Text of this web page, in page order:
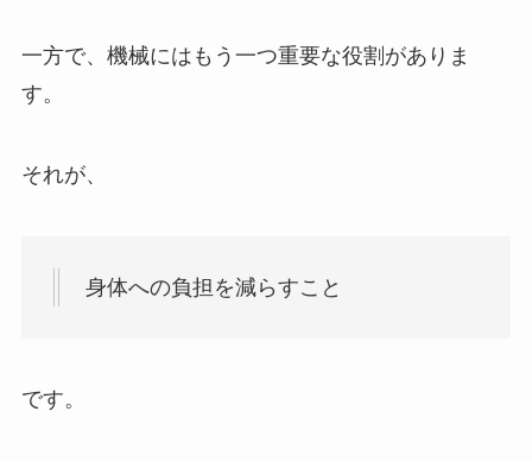
一方で、機械にはもう一つ重要な役割がありま
す。
それが、
身体への負担を減らすこと
です。